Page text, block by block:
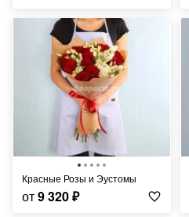
Красные Розы и Эустомы
от9 320₽